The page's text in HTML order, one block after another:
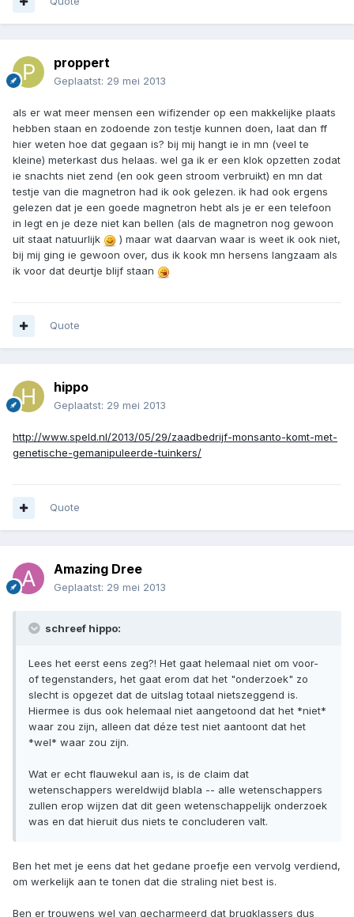
proppert
Geplaatst: 29 mei 2013
als er wat meer mensen een wifizender op een makkelijke plaats
hebben staan en zodoende zon testje kunnen doen, laat dan ff
hier weten hoe dat gegaan is? bij mij hangt ie in mn (veel te
kleine) meterkast dus helaas. wel ga ik er een klok opzetten zodat
ie snachts niet zend (en ook geen stroom verbruikt) en mn dat
testje van die magnetron had ik ook gelezen. ik had ook ergens
gelezen dat je een goede magnetron hebt als je er een telefoon
in legt en je deze niet kan bellen (als de magnetron nog gewoon
uit staat natuurlijk
) maar wat daarvan waar is weet ik ook niet,
bij mij ging ie gewoon over, dus ik kook mn hersens langzaam als
ik voor dat deurtje blijf staan
Quote
hippo
Geplaatst: 29 mei 2013
http://www.speld.nl/2013/05/29/zaadbedrijf-monsanto-komt-met-
genetische-gemanipuleerde-tuinkers/
Quote
Amazing Dree
Geplaatst: 29 mei 2013
schreef hippo:
Lees het eerst eens zeg?! Het gaat helemaal niet om voor-
of tegenstanders, het gaat erom dat het "onderzoek" zo
slecht is opgezet dat de uitslag totaal nietszeggend is.
Hiermee is dus ook helemaal niet aangetoond dat het *niet*
waar zou zijn, alleen dat déze test niet aantoont dat het
*wel* waar zou zijn.
Wat er echt flauwekul aan is, is de claim dat
wetenschappers wereldwijd blabla -- alle wetenschappers
zullen erop wijzen dat dit geen wetenschappelijk onderzoek
was en dat hieruit dus niets te concluderen valt.
Ben het met je eens dat het gedane proefje een vervolg verdiend,
om werkelijk aan te tonen dat die straling niet best is.
Ben er trouwens wel van gecharmeerd dat brugklassers dus